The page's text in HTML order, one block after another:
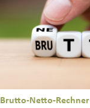
Brutto-Netto-Rechner